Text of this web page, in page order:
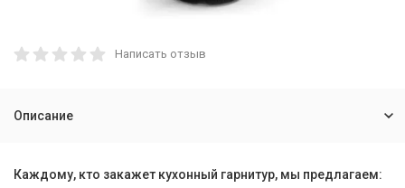
Написать отзыв
Описание
Каждому, кто закажет кухонный гарнитур, мы предлагаем: